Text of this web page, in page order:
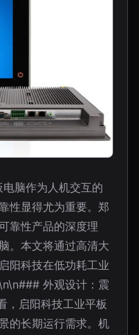
脑作为人机交互的
性显得尤为重要。郑
靠性产品的深度理
。本文将通过高清大
阳科技在低功耗工业
外观设计：震
，启阳科技工业平板
的长期运行需求。机